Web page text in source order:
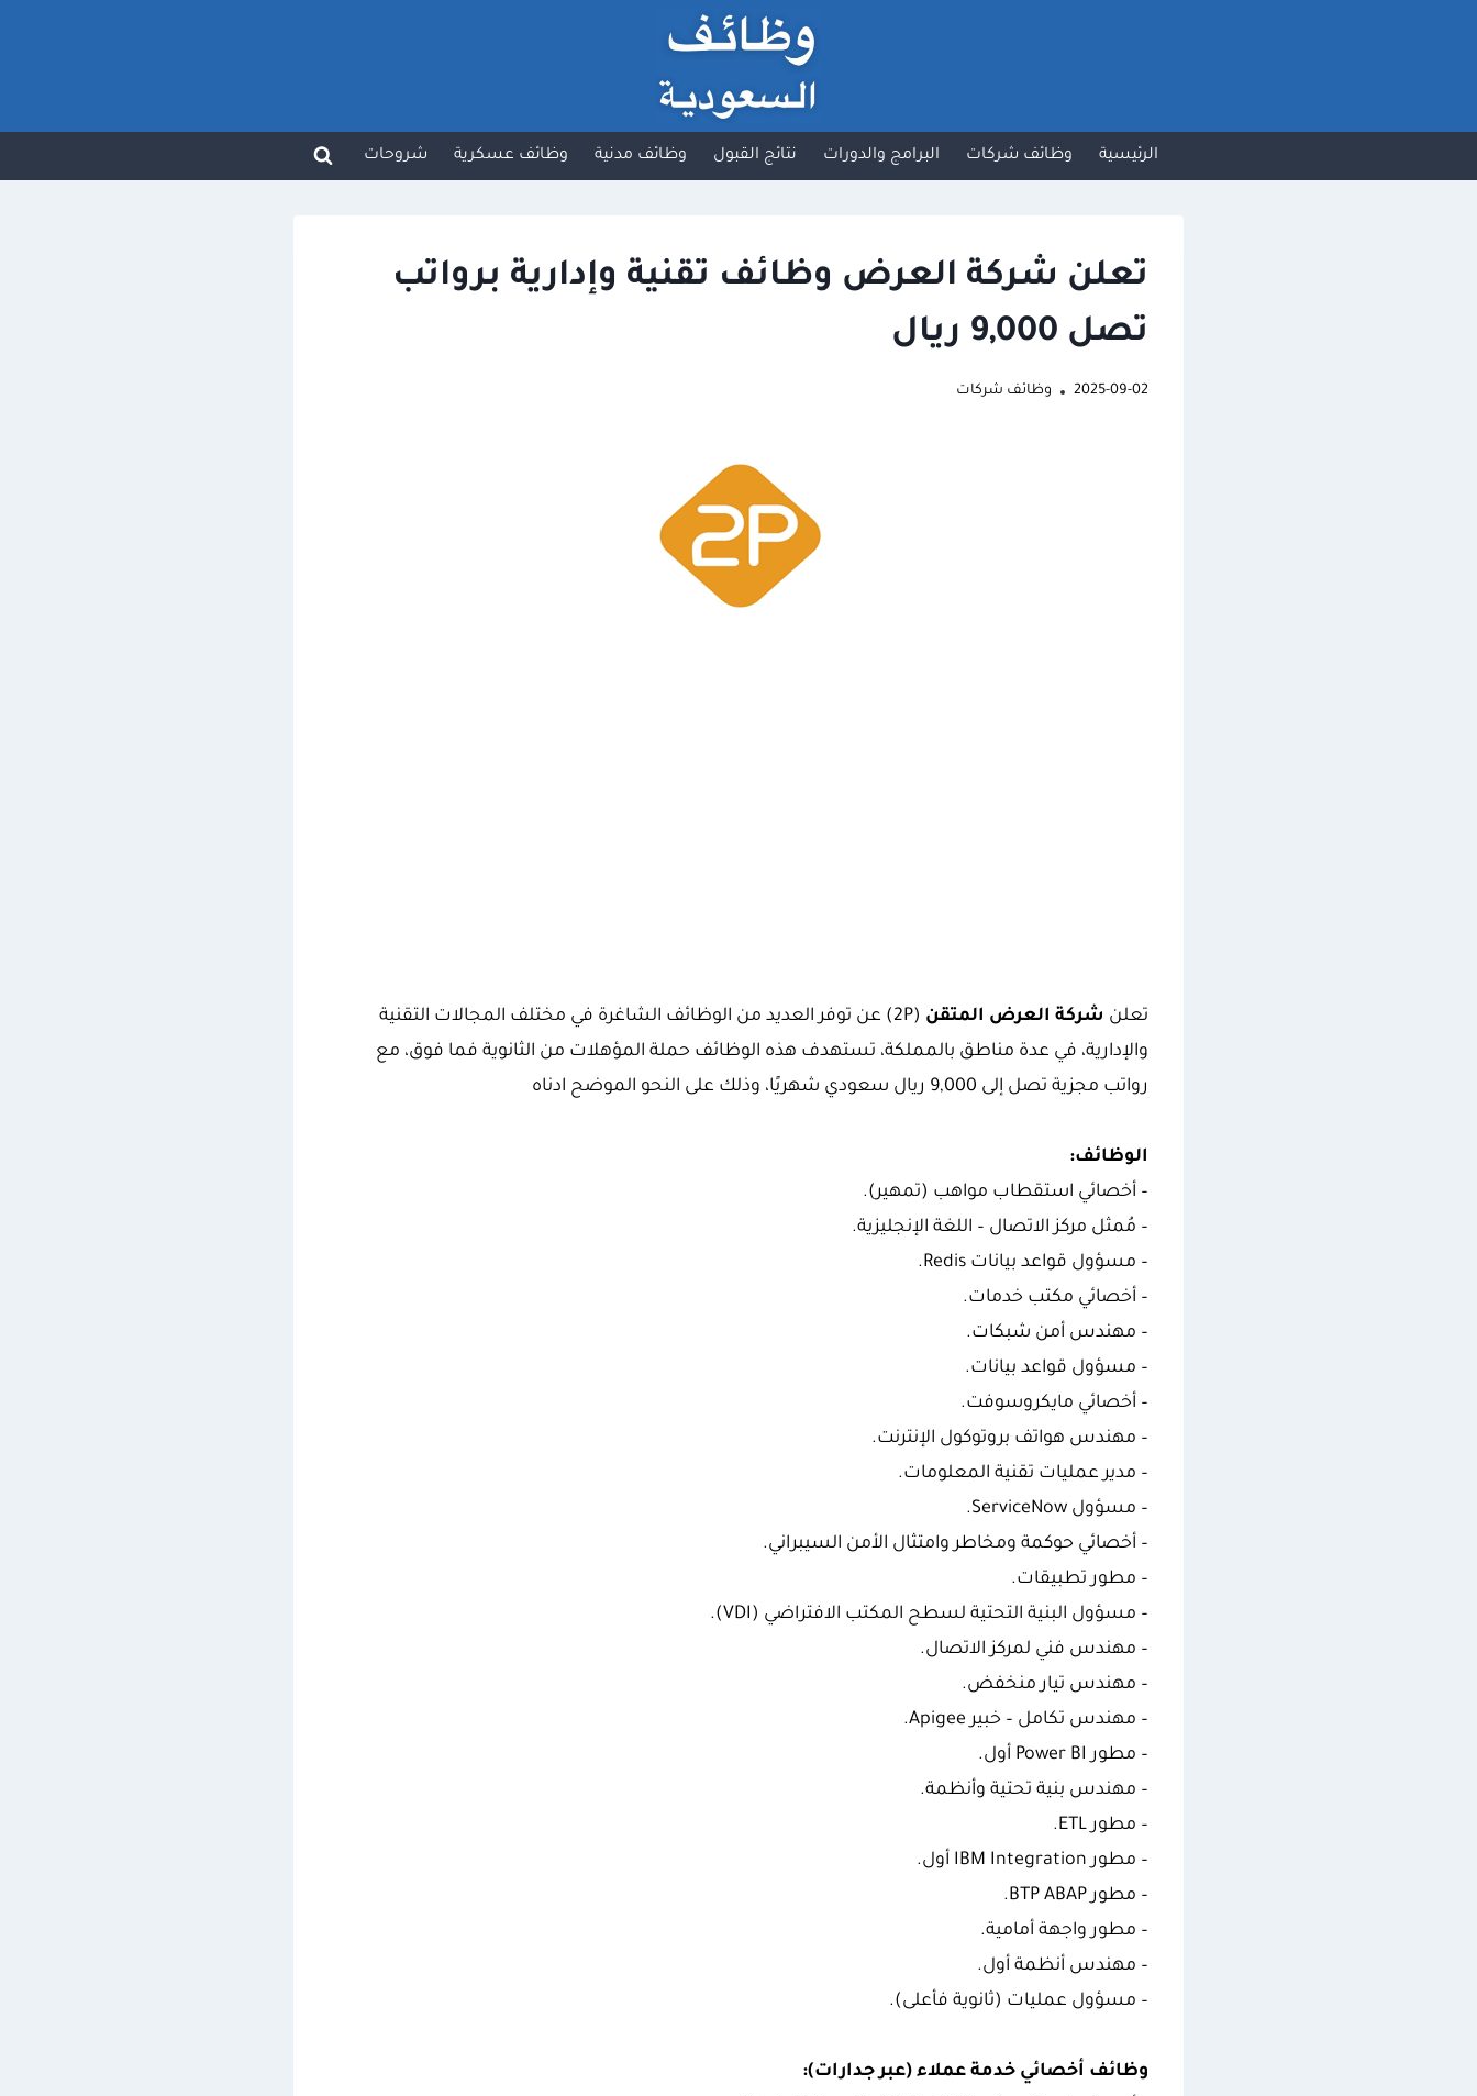
الرئيسية وظائف شركات البرامج والدورات نتائج القبول وظائف مدنية وظائف عسكرية شروحات
تعلن شركة العرض وظائف تقنية وإدارية برواتب
تصل 9,000 ريال
2025-09-02 وظائف شركات
تعلن شركة العرض المتقن
(2P) عن توفر العديد من الوظائف الشاغرة في مختلف المجالات التقنية
والإدارية، في عدة مناطق بالمملكة، تستهدف هذه الوظائف حملة المؤهلات من الثانوية فما فوق، مع
رواتب مجزية تصل إلى 9,000 ريال سعودي شهريًا، وذلك على النحو الموضح ادناه
الوظائف:
– أخصائي استقطاب مواهب (تمهير).
– مُمثل مركز الاتصال – اللغة الإنجليزية.
– مسؤول قواعد بيانات Redis.
– أخصائي مكتب خدمات.
– مهندس أمن شبكات.
– مسؤول قواعد بيانات.
– أخصائي مايكروسوفت.
– مهندس هواتف بروتوكول الإنترنت.
– مدير عمليات تقنية المعلومات.
– مسؤول ServiceNow.
– أخصائي حوكمة ومخاطر وامتثال الأمن السيبراني.
– مطور تطبيقات.
– مسؤول البنية التحتية لسطح المكتب الافتراضي (VDI).
– مهندس فني لمركز الاتصال.
– مهندس تيار منخفض.
– مهندس تكامل – خبير Apigee.
– مطور Power BI أول.
– مهندس بنية تحتية وأنظمة.
– مطور ETL.
– مطور IBM Integration أول.
– مطور BTP ABAP.
– مطور واجهة أمامية.
– مهندس أنظمة أول.
– مسؤول عمليات (ثانوية فأعلى).
وظائف أخصائي خدمة عملاء (عبر جدارات):